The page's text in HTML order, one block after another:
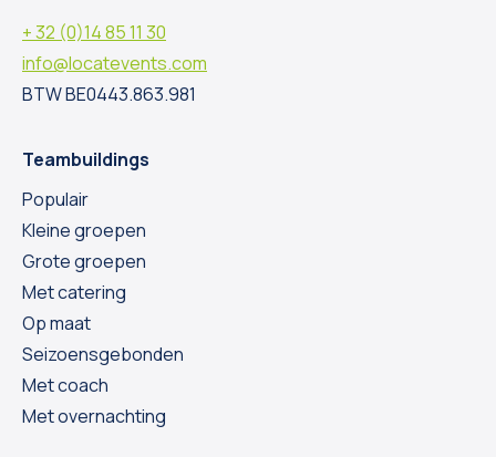
+ 32 (0)14 85 11 30
info@locatevents.com
BTW BE0443.863.981
Teambuildings
Populair
Kleine groepen
Grote groepen
Met catering
Op maat
Seizoensgebonden
Met coach
Met overnachting